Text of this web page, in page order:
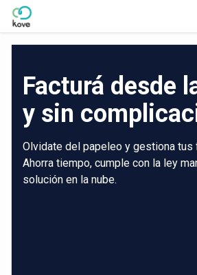
Skip to Main Content
Facturá desde
y sin
Olvidate del papeleo y gestiona tus
Ahorra tiempo, cumple con la ley
solución en la nube.